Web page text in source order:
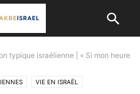
typique israélienne | « Si mon heure
VIE EN ISRAËL